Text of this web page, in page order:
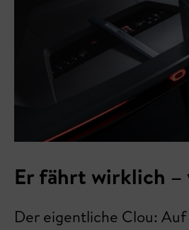
Er fährt wirklich
Der eigentliche Clou: Auf